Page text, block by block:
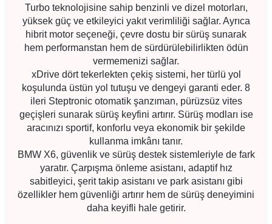
Turbo teknolojisine sahip benzinli ve dizel motorları,
yüksek güç ve etkileyici yakıt verimliliği sağlar. Ayrıca
hibrit motor seçeneği, çevre dostu bir sürüş sunarak
hem performanstan hem de sürdürülebilirlikten ödün
vermemenizi sağlar.
xDrive dört tekerlekten çekiş sistemi, her türlü yol
koşulunda üstün yol tutuşu ve dengeyi garanti eder. 8
ileri Steptronic otomatik şanzıman, pürüzsüz vites
geçişleri sunarak sürüş keyfini artırır. Sürüş modları ise
aracınızı sportif, konforlu veya ekonomik bir şekilde
kullanma imkânı tanır.
BMW X6, güvenlik ve sürüş destek sistemleriyle de fark
yaratır. Çarpışma önleme asistanı, adaptif hız
sabitleyici, şerit takip asistanı ve park asistanı gibi
özellikler hem güvenliği artırır hem de sürüş deneyimini
daha keyifli hale getirir.